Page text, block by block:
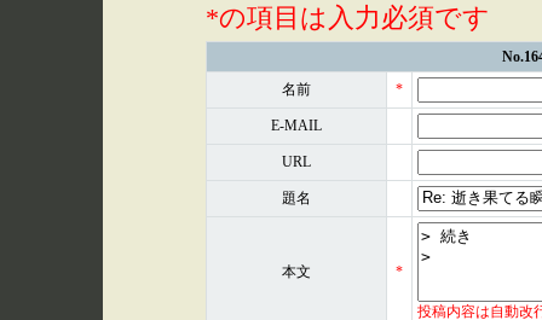
*の項目は入力必須です
名前 *
E-MAIL
URL
題名
本文 *
投稿内容は自動改